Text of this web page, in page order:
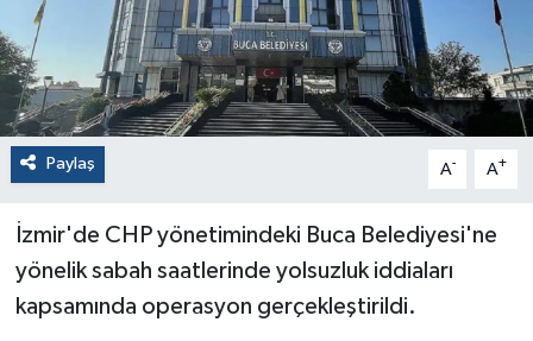
Paylaş A- A+
İzmir'de CHP yönetimindeki Buca Belediyesi'ne
yönelik sabah saatlerinde yolsuzluk iddiaları
kapsamında operasyon gerçekleştirildi.